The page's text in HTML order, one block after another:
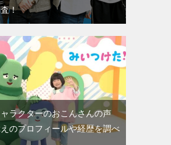
！
ラクターのおこんさんの声
のプロフィールや経歴を調べ